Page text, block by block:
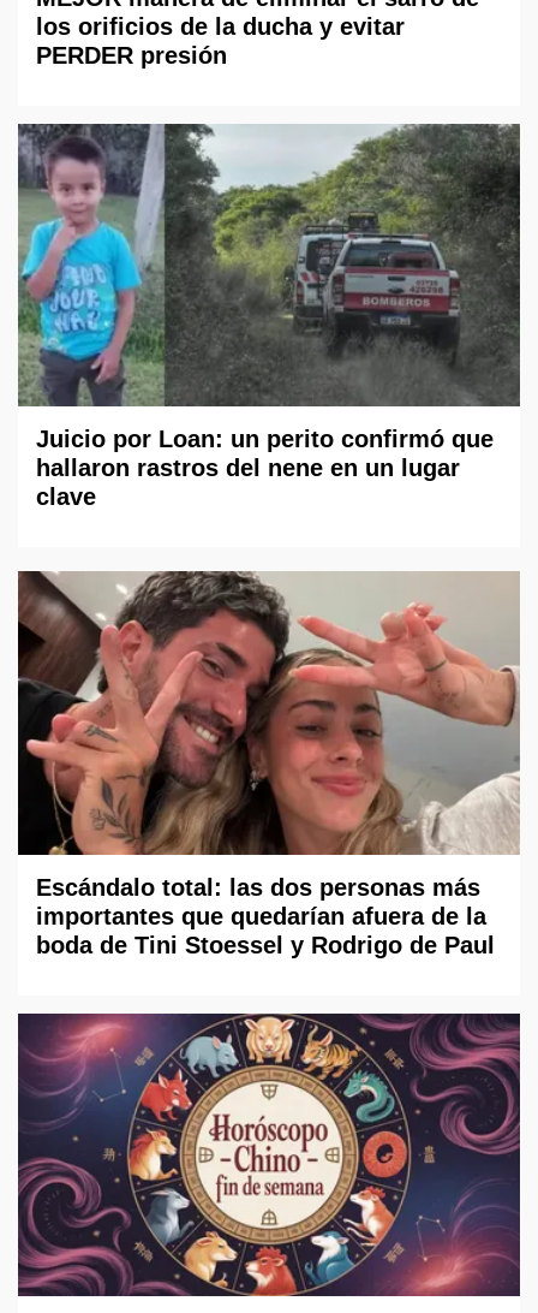
los orificios de la ducha y evitar
PERDER presión
Juicio por Loan: un perito confirmó que
hallaron rastros del nene en un lugar
clave
Escándalo total: las dos personas más
importantes que quedarían afuera de la
boda de Tini Stoessel y Rodrigo de Paul